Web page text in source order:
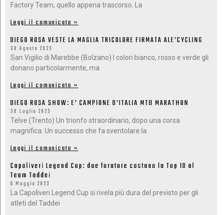
Factory Team, quello appena trascorso. La
Leggi il comunicato »
DIEGO ROSA VESTE LA MAGLIA TRICOLORE FIRMATA ALE’CYCLING
30 Agosto 2023
San Vigilio di Marebbe (Bolzano) I colori bianco, rosso e verde gli
donano particolarmente, ma
Leggi il comunicato »
DIEGO ROSA SHOW: E’ CAMPIONE D’ITALIA MTB MARATHON
30 Luglio 2023
Telve (Trento) Un trionfo straordinario, dopo una corsa
magnifica. Un successo che fa sventolare la
Leggi il comunicato »
Capoliveri Legend Cup: due forature costano la Top 10 al
Team Taddei
6 Maggio 2023
La Capoliveri Legend Cup si rivela più dura del previsto per gli
atleti del Taddei